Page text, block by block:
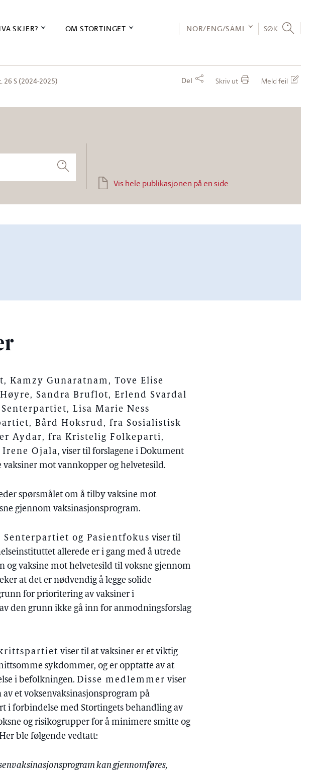
SKJER? OM STORTINGET NOR/ENG/SÁMI SØK
26 S (2024-2025) Del Skriv ut Meld feil
Søk
Vis hele publikasjonen på en side
Gunaratnam, Tove Elise
Sandra Bruflot, Erlend Svardal
Lisa Marie Ness
Bård Hoksrud, fra Sosialistisk
Aydar, fra Kristelig Folkeparti,
Irene Ojala, viser til forslagene i Dokument
mot vannkopper og helvetesild.
spørsmålet om å tilby vaksine mot
gjennom vaksinasjonsprogram.
og Pasientfokus viser til
allerede er i gang med å utrede
vaksine mot helvetesild til voksne gjennom
at det er nødvendig å legge solide
for prioritering av vaksiner i
den grunn ikke gå inn for anmodningsforslag
viser til at vaksiner er et viktig
sykdommer, og er opptatte av at
i befolkningen.Disse medlemmer viser
et voksenvaksinasjonsprogram på
i forbindelse med Stortingets behandling av
og risikogrupper for å minimere smitte og
ble følgende vedtatt:
kan gjennomføres,